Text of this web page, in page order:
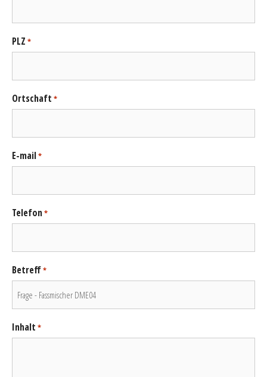
PLZ *
Ortschaft *
E-mail*
Telefon*
Betreff*
Inhalt *